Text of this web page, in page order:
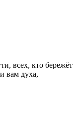
всех, кто бережёт
вам духа,